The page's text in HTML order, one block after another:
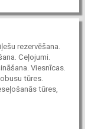
rezervēšana.
Ceļojumi.
Viesnīcas.
tūres.
tūres,